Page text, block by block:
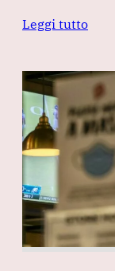
Leggi tutto